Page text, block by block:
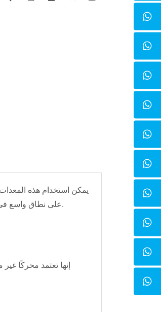
يمكن استخدام هذه
على نطاق واسع في تشتيت/خلط/استحلاب/تجانس المواد السائلة في المصانع ومؤسسات البحث العلمي والجامعات وما إلى ذلك.